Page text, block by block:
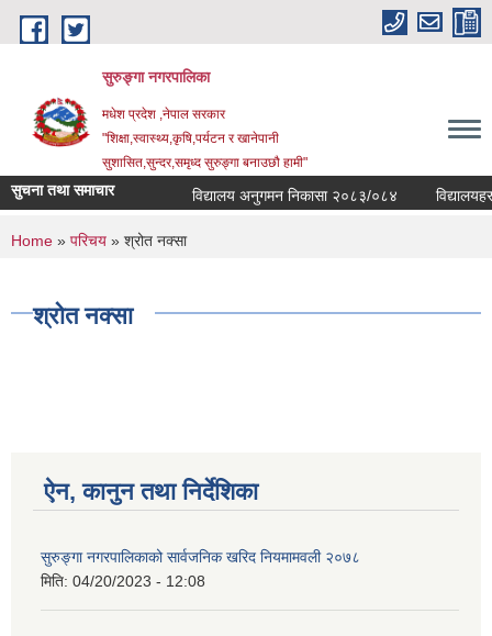
Skip to main content
सुरुङ्‍गा नगरपालिका
मधेश प्रदेश ,नेपाल सरकार
"शिक्षा,स्वास्थ्य,कृषि,पर्यटन र खानेपानी
सुशासित,सुन्दर,समृध्द सुरुङ्गा बनाउछौ हामी"
सुचना तथा समाचार विद्यालय अनुगमन निकासा २०८३/०८४
You are here
Home » परिचय » श्रोत नक्सा
श्रोत नक्सा
ऐन, कानुन तथा निर्देशिका
सुरुङ्गा नगरपालिकाको सार्वजनिक खरिद नियमामवली २०७८
मिति: 04/20/2023 - 12:08